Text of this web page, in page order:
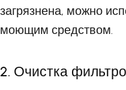
загрязнена, можно
моющим средством.
2. Очистка